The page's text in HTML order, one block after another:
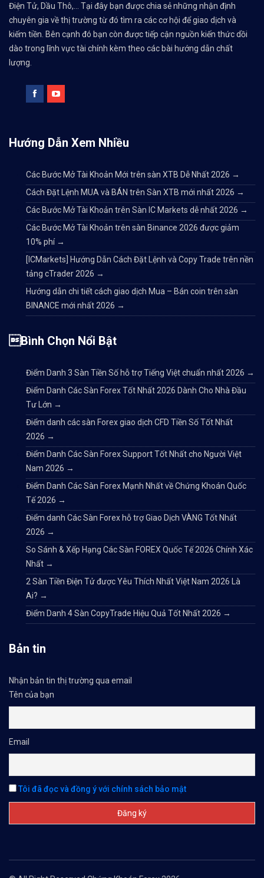
Điện Tử, Dầu Thô,... Tại đây bạn được chia sẻ những nhận định
chuyên gia về thị trường từ đó tìm ra các cơ hội để giao dịch và
kiếm tiền. Bên cạnh đó bạn còn được tiếp cận nguồn kiến thức dồi
dào trong lĩnh vực tài chính kèm theo các bài hướng dẫn chất
lượng.
Hướng Dẫn Xem Nhiều
Các Bước Mở Tài Khoản Mới trên sàn XTB Dễ Nhất 2026 →
Cách Đặt Lệnh MUA và BÁN trên Sàn XTB mới nhất 2026 →
Các Bước Mở Tài Khoản trên Sàn IC Markets dễ nhất 2026 →
Các Bước Mở Tài Khoản trên sàn Binance 2026 được giảm
10% phí →
[ICMarkets] Hướng Dẫn Cách Đặt Lệnh và Copy Trade trên nền
tảng cTrader 2026 →
Hướng dẫn chi tiết cách giao dịch Mua – Bán coin trên sàn
BINANCE mới nhất 2026 →
Bình Chọn Nổi Bật
Điểm Danh 3 Sàn Tiền Số hỗ trợ Tiếng Việt chuẩn nhất 2026 →
Điểm Danh Các Sàn Forex Tốt Nhất 2026 Dành Cho Nhà Đầu
Tư Lớn →
Điểm danh các sàn Forex giao dịch CFD Tiền Số Tốt Nhất
2026 →
Điểm Danh Các Sàn Forex Support Tốt Nhất cho Người Việt
Nam 2026 →
Điểm Danh Các Sàn Forex Mạnh Nhất về Chứng Khoán Quốc
Tế 2026 →
Điểm danh Các Sàn Forex hỗ trợ Giao Dịch VÀNG Tốt Nhất
2026 →
So Sánh & Xếp Hạng Các Sàn FOREX Quốc Tế 2026 Chính Xác
Nhất →
2 Sàn Tiền Điện Tử được Yêu Thích Nhất Việt Nam 2026 Là
Ai? →
Điểm Danh 4 Sàn CopyTrade Hiệu Quả Tốt Nhất 2026 →
Bản tin
Nhận bản tin thị trường qua email
Tên của bạn
Email
Tôi đã đọc và đồng ý với chính sách bảo mật